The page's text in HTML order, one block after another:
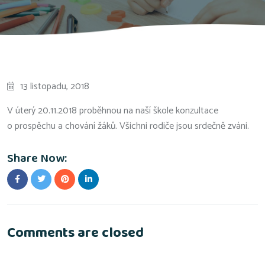
13 listopadu, 2018
V úterý 20.11.2018 proběhnou na naší škole konzultace
o prospěchu a chování žáků. Všichni rodiče jsou srdečně zváni.
Share Now:
Comments are closed